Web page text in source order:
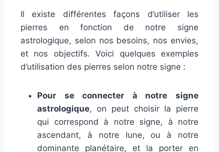
Il existe différentes façons d’utiliser les
pierres en fonction de notre signe
astrologique, selon nos besoins, nos envies,
et nos objectifs. Voici quelques exemples
d’utilisation des pierres selon notre signe :
Pour se connecter à notre signe
astrologique, on peut choisir la pierre
qui correspond à notre signe, à notre
ascendant, à notre lune, ou à notre
dominante planétaire, et la porter en